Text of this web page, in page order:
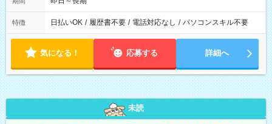
特徴 日払いOK / 履歴書不要 / 電話対応なし / パソコンスキル不要
気になる！ 応募する 詳細へ
未読